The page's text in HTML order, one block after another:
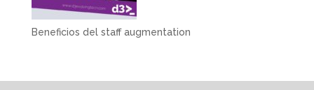
Beneficios del staff augmentation